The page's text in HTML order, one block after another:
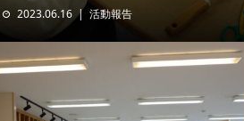
2023.06.16 活動報告